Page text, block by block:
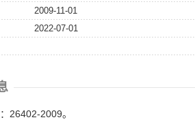
2009-11-01
2022-07-01
26402-2009。